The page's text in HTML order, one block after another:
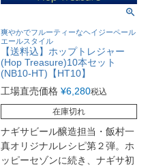
爽やかでフルーティーなヘイジーペール
エールスタイル
【送料込】ホップトレジャー
(Hop Treasure)10本セット
(NB10-HT)【HT10】
工場直売価格 ¥6,280税込
在庫切れ
ナギサビール醸造担当・飯村一
真オリジナルレシピ第２弾。ホ
ッピーセゾンに続き、ナギサ初